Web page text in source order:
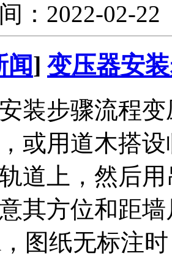
：2022-02-
闻] 变压器安
装步骤流程
或用道木搭
道上，然后
其方位和距
图纸无标注